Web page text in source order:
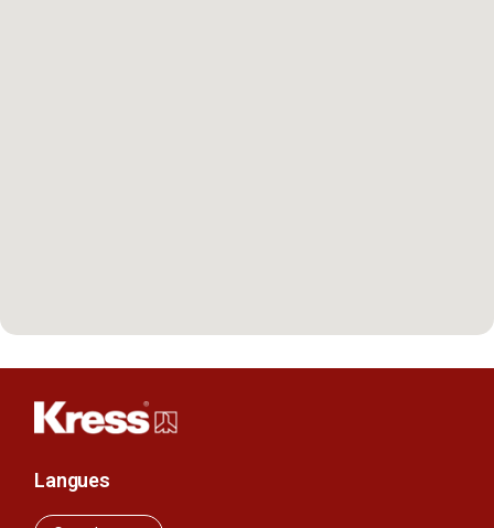
Langues